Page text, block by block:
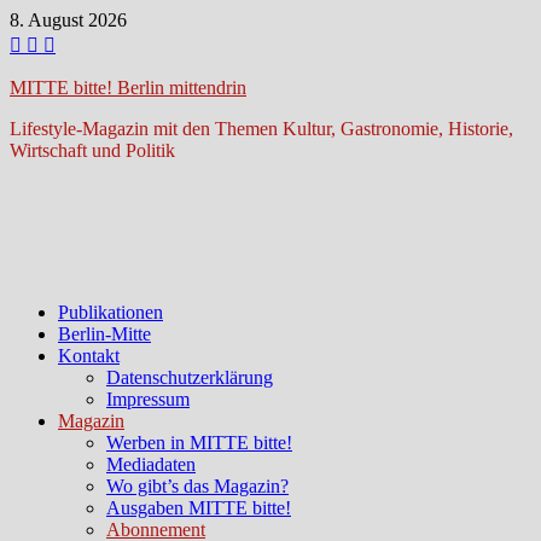
Zum
Inhalt
8. August 2026
MITTE bitte! Berlin mittendrin
Lifestyle-Magazin mit den Themen Kultur, Gastronomie, Historie,
Wirtschaft und Politik
Publikationen
Berlin-Mitte
Kontakt
Datenschutzerklärung
Impressum
Magazin
Werben in MITTE bitte!
Mediadaten
Wo gibt’s das Magazin?
Ausgaben MITTE bitte!
Abonnement